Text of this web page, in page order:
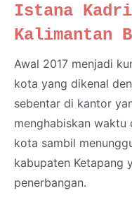
Istana
Kalimantan
Awal 2017 menjadi
kota yang dikenal
sebentar di kantor
menghabiskan waktu
kota sambil
kabupaten Ketapang
penerbangan.